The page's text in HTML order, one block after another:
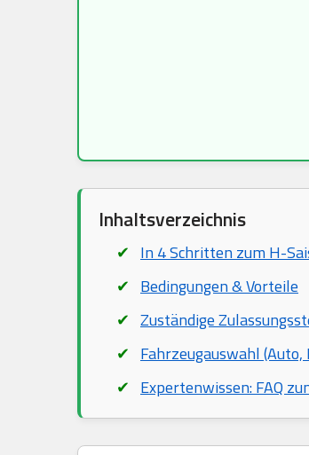
Inhaltsverzeichnis
In 4 Schritten zum H-
Bedingungen & Vorteile
Zuständige
Fahrzeugauswahl
Expertenwissen: FAQ